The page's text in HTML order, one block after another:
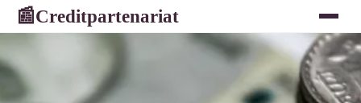
📰Creditpartenariat